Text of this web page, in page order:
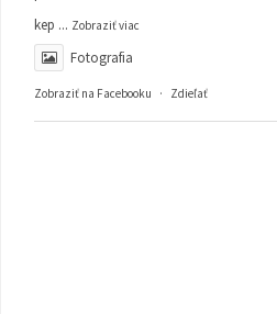
kep ... Zobraziť viac
Fotografia
Zobraziť na Facebooku · Zdieľať